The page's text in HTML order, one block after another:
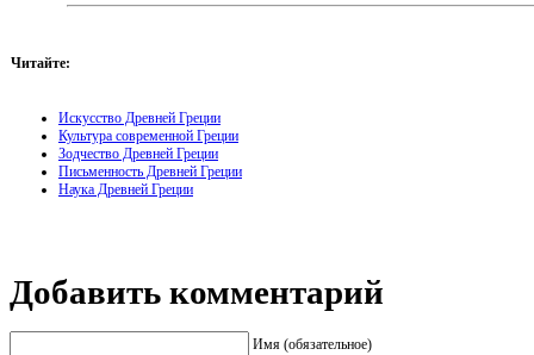
Читайте:
Искусство Древней Греции
Культура современной Греции
Зодчество Древней Греции
Письменность Древней Греции
Наука Древней Греции
Добавить комментарий
Имя (обязательное)